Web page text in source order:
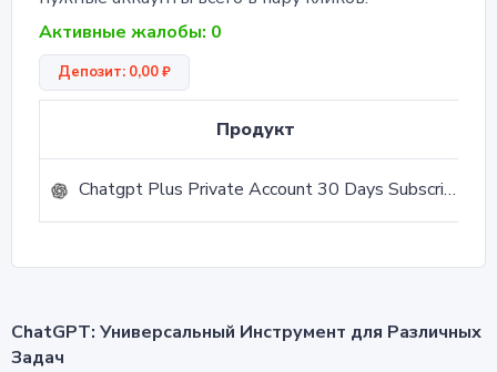
Активные жалобы: 0
Депозит: 0,00 ₽
Продукт
Chatgpt Plus Private Account 30 Days Subscription
ChatGPT: Универсальный Инструмент для Различных
Задач